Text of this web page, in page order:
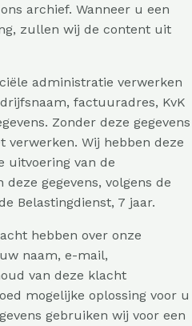
archief. Wanneer u een
zullen wij de content uit
administratie verwerken
factuuradres, KvK
Zonder deze gegevens
Wij hebben deze
uitvoering van de
gegevens, volgens de
Belastingdienst, 7 jaar.
hebben over onze
naam, e-mail,
van deze klacht
mogelijke oplossing voor u
gebruiken wij voor een